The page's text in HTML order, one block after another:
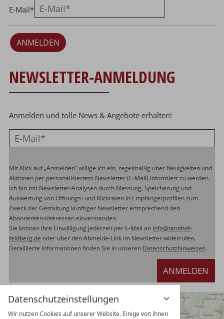
Datenschutzeinstellungen
Wir nutzen Cookies auf unserer Website. Einige von ihnen
E-Mail*
ANMELDEN
NEWSLETTER-ANMELDUNG
Anmelden und tolle News & Angebote erhalten!
Mit Klick auf „Anmelden“ willige ich ein, regelmäßig über Neuigkeiten und
Aktionen per personalisiertem Newsletter (E-Mail) informiert zu werden.
Ich bin mit Newsletter-Analysen durch Messung, Speicherung und
Auswertung von Öffnungs- und Klickraten in Empfängerprofilen zum
Zweck der Gestaltung künftiger Newsletter entsprechend den
Abonnenten-Interessen einverstanden.
Sie können Ihre Einwilligung jederzeit per E-Mail an info@tannhof-
feldberg.de oder über den Abmelde-Link im Newsletter widerrufen.
Detaillierte Informationen finden Sie in unseren Datenschutzhinweisen.
ANMELDEN